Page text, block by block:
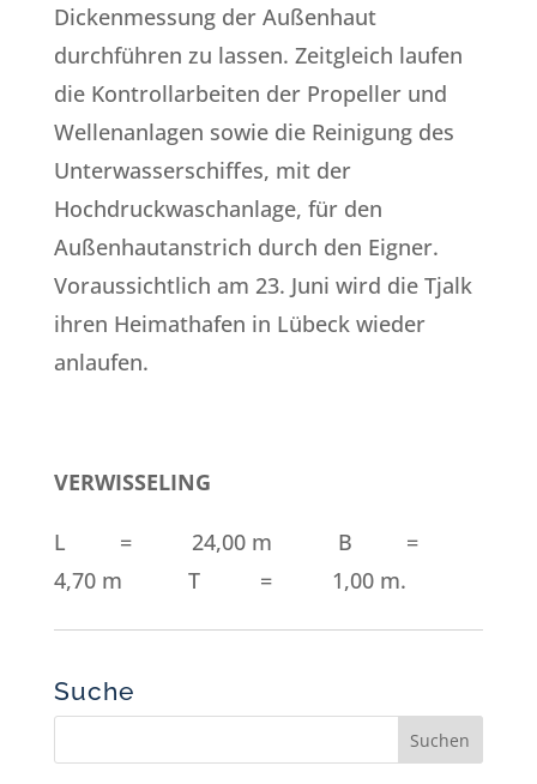
Dickenmessung der Außenhaut
durchführen zu lassen. Zeitgleich laufen
die Kontrollarbeiten der Propeller und
Wellenanlagen sowie die Reinigung des
Unterwasserschiffes, mit der
Hochdruckwaschanlage, für den
Außenhautanstrich durch den Eigner.
Voraussichtlich am 23. Juni wird die Tjalk
ihren Heimathafen in Lübeck wieder
anlaufen.
VERWISSELING
L = 24,00 m B =
4,70 m T = 1,00 m.
Suche